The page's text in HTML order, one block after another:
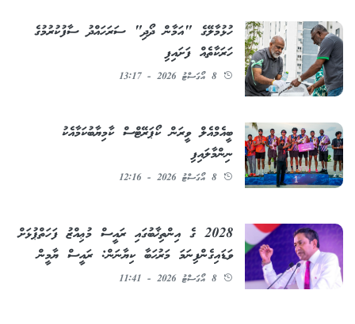
ހުޅުމާލޭގެ "އަމާން ދޯދި" ސަރަހައްދު ސާފުކުރުމުގެ
ހަރަކާތެއް ފަށައިފި
8 އޯގަސްޓު 2026 - 13:17
ބީއެމްއެލް ވީރަން ކޯޕަރޭޓްސް ކާމިޔާބުކަމާއެކު
ނިންމާލައިފި
8 އޯގަސްޓު 2026 - 12:16
2028 ގެ އިންތިޚާބުގައި ރައީސް މުޢިއްޒު ފަހަތްޕުޅަށް
ވަޑައިގެންފިނަމަ މަރުޙަބާ ކިޔާނަން: ރައީސް ޔާމީން
8 އޯގަސްޓު 2026 - 11:41